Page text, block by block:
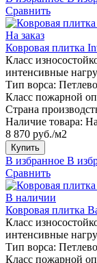
Сравнить
На заказ
Ковровая плитка
Класс
интенсивные
Тип ворса:
Класс пожарной
Страна
Наличие товара:
8 870 руб./м2
Купить
В избранное В
Сравнить
В наличии
Ковровая плитка
Класс
интенсивные
Тип ворса:
Класс пожарной